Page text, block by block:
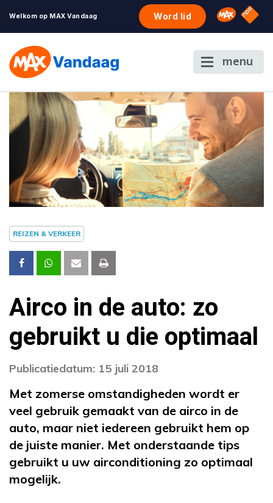
Welkom op MAX Vandaag Word lid Omroep
NPO
menu
REIZEN & VERKEER
Airco in de auto: zo
gebruikt u die optimaal
Publicatiedatum: 15 juli 2018
Met zomerse omstandigheden wordt er
veel gebruik gemaakt van de airco in de
auto, maar niet iedereen gebruikt hem op
de juiste manier. Met onderstaande tips
gebruikt u uw airconditioning zo optimaal
mogelijk.